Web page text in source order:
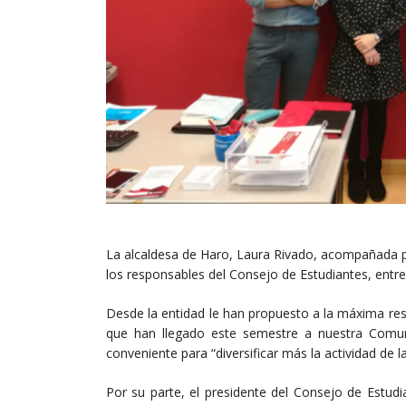
La alcaldesa de Haro, Laura Rivado,
los responsables del Consejo de Estudiantes,
Desde la entidad le han propuesto a la máxima
que han llegado este semestre a nuestra
conveniente para “diversificar más la actividad de
Por su parte, el presidente del Consejo de